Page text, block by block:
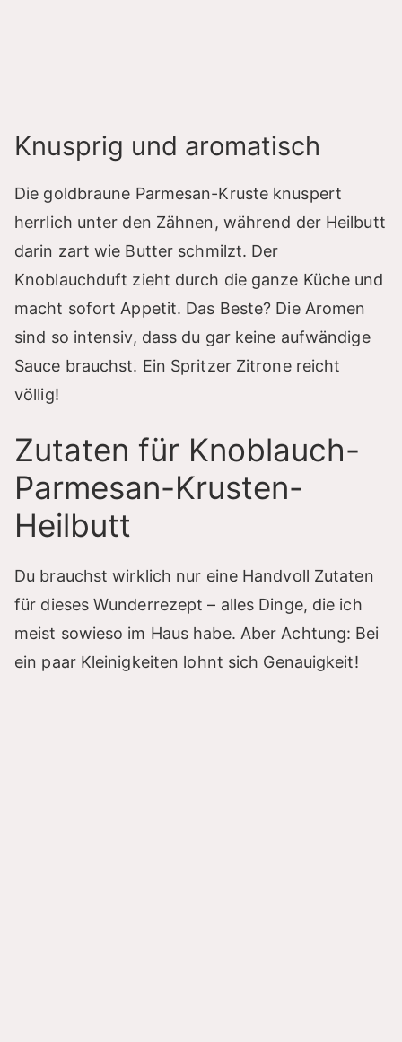
Knusprig und aromatisch
Die goldbraune Parmesan-Kruste knuspert
herrlich unter den Zähnen, während der Heilbutt
darin zart wie Butter schmilzt. Der
Knoblauchduft zieht durch die ganze Küche und
macht sofort Appetit. Das Beste? Die Aromen
sind so intensiv, dass du gar keine aufwändige
Sauce brauchst. Ein Spritzer Zitrone reicht
völlig!
Zutaten für Knoblauch-
Parmesan-Krusten-
Heilbutt
Du brauchst wirklich nur eine Handvoll Zutaten
für dieses Wunderrezept – alles Dinge, die ich
meist sowieso im Haus habe. Aber Achtung: Bei
ein paar Kleinigkeiten lohnt sich Genauigkeit!